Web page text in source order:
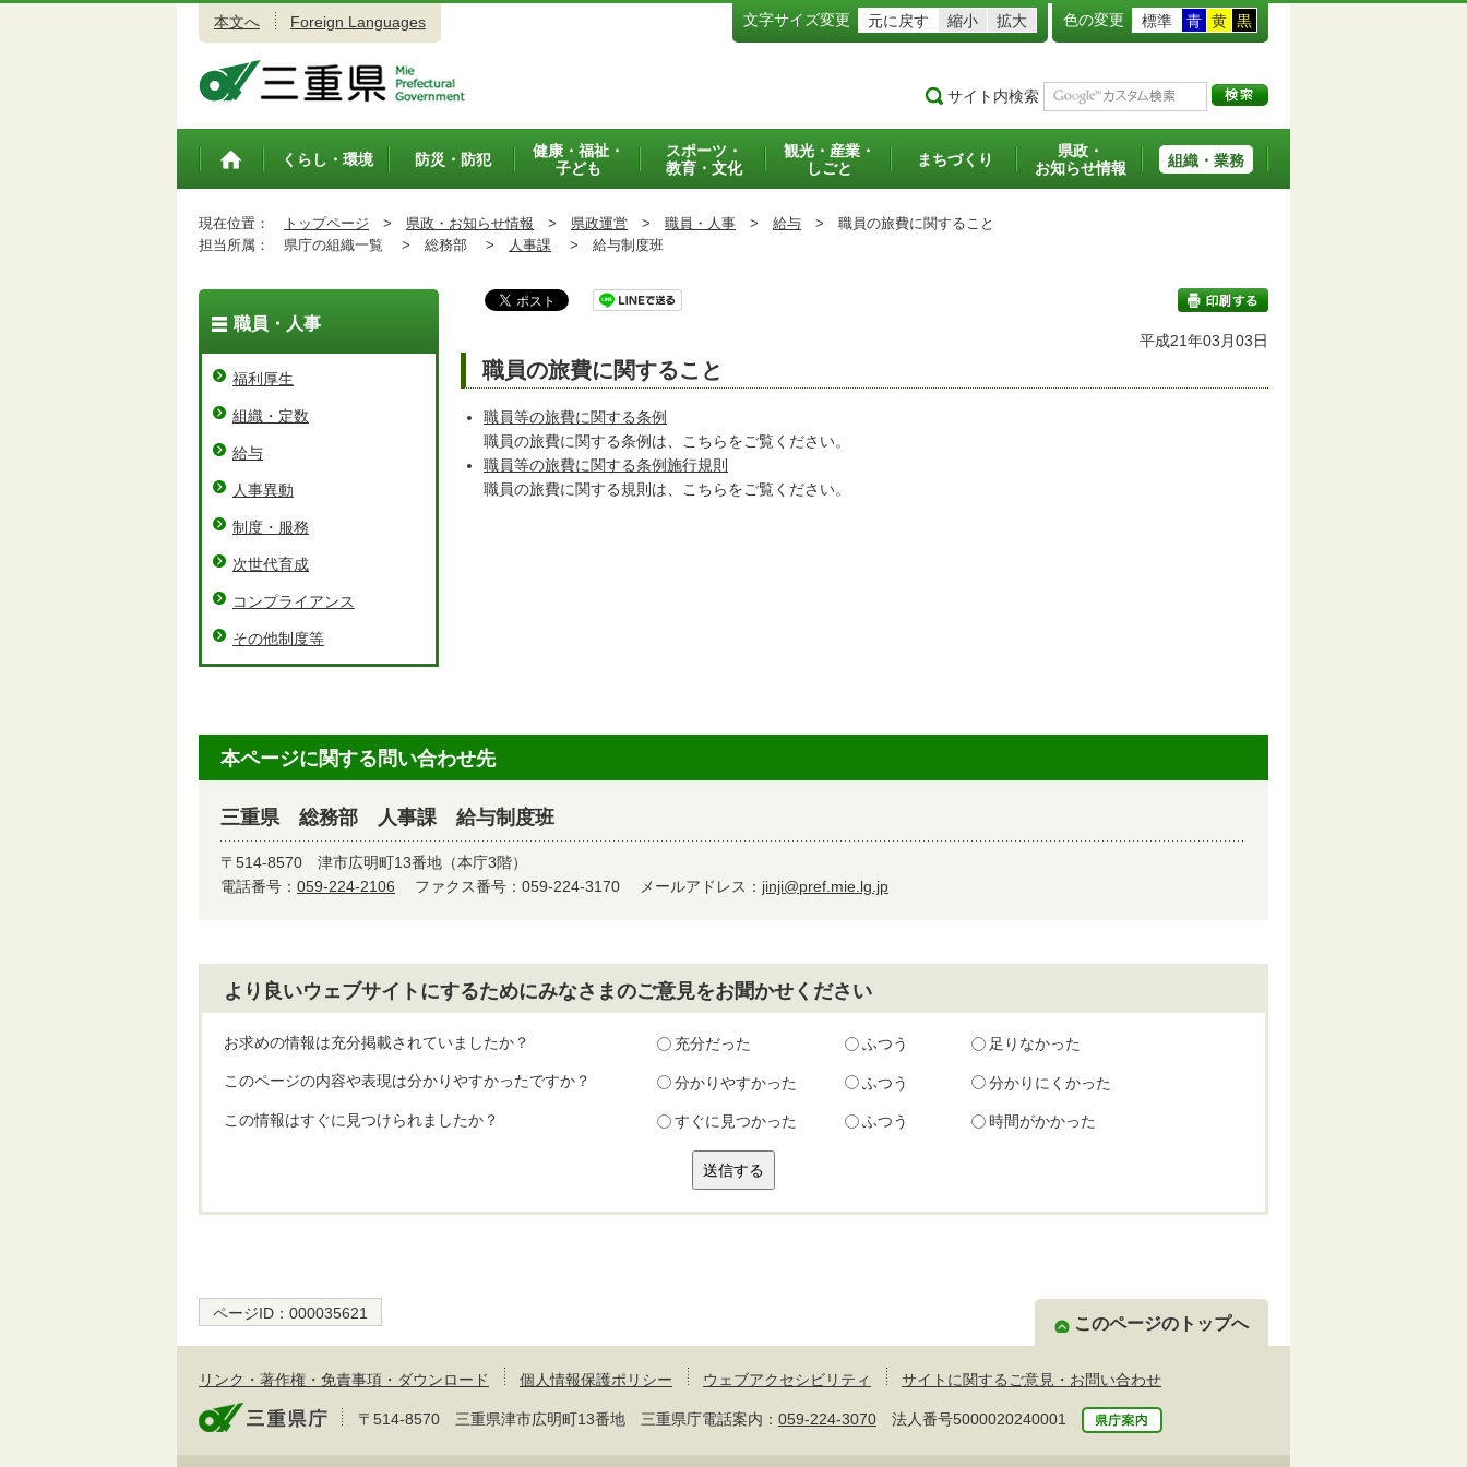
本文へ Foreign Languages 文字サイズ変更 元に戻す 縮小 拡大 色の変更 標準 青 黄 黒
サイト内検索
トップペ
くらし・環境 防災・防犯
健康・福祉・
子ども
スポーツ・
教育・文化
観光・産業・
しごと
まちづくり
県政・
お知らせ情報
組織・業務
現在位置： トップページ > 県政・お知らせ情報 > 県政運営 > 職員・人事 > 給与 > 職員の旅費に関すること
担当所属：
県庁の組織一覧 > 総務部 > 人事課 > 給与制度班
印刷する
平成21年03月03日
職員の旅費に関すること
職員等の旅費に関する条例
職員の旅費に関する条例は、こちらをご覧ください。
職員等の旅費に関する条例施行規則
職員の旅費に関する規則は、こちらをご覧ください。
職員・人事
福利厚生
組織・定数
給与
人事異動
制度・服務
次世代育成
コンプライアンス
その他制度等
本ページに関する問い合わせ先
三重県 総務部 人事課 給与制度班
〒514-8570 津市広明町13番地（本庁3階）
電話番号： 059-224-2106 ファクス番号：059-224-3170 メールアドレス： jinji@pref.mie.lg.jp
より良いウェブサイトにするためにみなさまのご意見をお聞かせください
お求めの情報は充分掲載されていましたか？ 充分だった ふつう 足りなかった
このページの内容や表現は分かりやすかったですか？ 分かりやすかった ふつう 分かりにくかった
この情報はすぐに見つけられましたか？ すぐに見つかった ふつう 時間がかかった
ページID： 000035621
このページのトップへ
リンク・著作権・免責事項・ダウンロード 個人情報保護ポリシー ウェブアクセシビリティ サイトに関するご意見・お問い合わせ
〒514-8570 三重県津市広明町13番地 三重県庁電話案内： 059-224-3070 法人番号5000020240001